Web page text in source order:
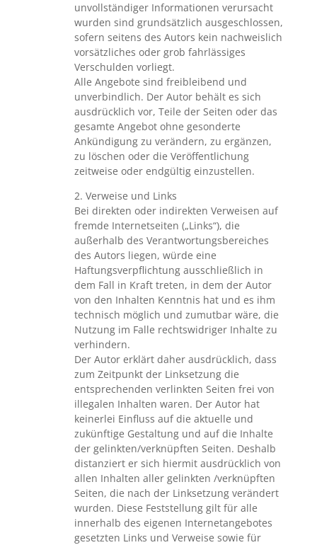
unvollständiger Informationen verursacht
wurden sind grundsätzlich ausgeschlossen,
sofern seitens des Autors kein nachweislich
vorsätzliches oder grob fahrlässiges
Verschulden vorliegt.
Alle Angebote sind freibleibend und
unverbindlich. Der Autor behält es sich
ausdrücklich vor, Teile der Seiten oder das
gesamte Angebot ohne gesonderte
Ankündigung zu verändern, zu ergänzen,
zu löschen oder die Veröffentlichung
zeitweise oder endgültig einzustellen.
2. Verweise und Links
Bei direkten oder indirekten Verweisen auf
fremde Internetseiten („Links“), die
außerhalb des Verantwortungsbereiches
des Autors liegen, würde eine
Haftungsverpflichtung ausschließlich in
dem Fall in Kraft treten, in dem der Autor
von den Inhalten Kenntnis hat und es ihm
technisch möglich und zumutbar wäre, die
Nutzung im Falle rechtswidriger Inhalte zu
verhindern.
Der Autor erklärt daher ausdrücklich, dass
zum Zeitpunkt der Linksetzung die
entsprechenden verlinkten Seiten frei von
illegalen Inhalten waren. Der Autor hat
keinerlei Einfluss auf die aktuelle und
zukünftige Gestaltung und auf die Inhalte
der gelinkten/verknüpften Seiten. Deshalb
distanziert er sich hiermit ausdrücklich von
allen Inhalten aller gelinkten /verknüpften
Seiten, die nach der Linksetzung verändert
wurden. Diese Feststellung gilt für alle
innerhalb des eigenen Internetangebotes
gesetzten Links und Verweise sowie für